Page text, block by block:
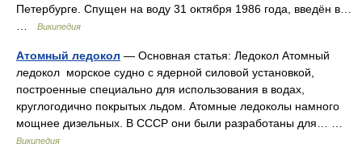
Петербурге. Спущен на воду 31 октября 1986 года, введён в…
…
Википедия
Атомный ледокол — Основная статья: Ледокол Атомный
ледокол морское судно с ядерной силовой установкой,
построенные специально для использования в водах,
круглогодично покрытых льдом. Атомные ледоколы намного
мощнее дизельных. В СССР они были разработаны для… …
Википедия